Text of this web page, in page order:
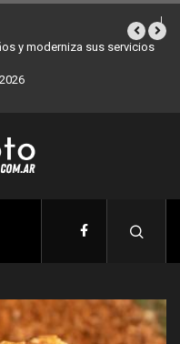
y ya son 90 en toda